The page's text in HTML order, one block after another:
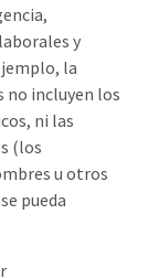
y
la
no incluyen los
ni las
(los
u otros
pueda